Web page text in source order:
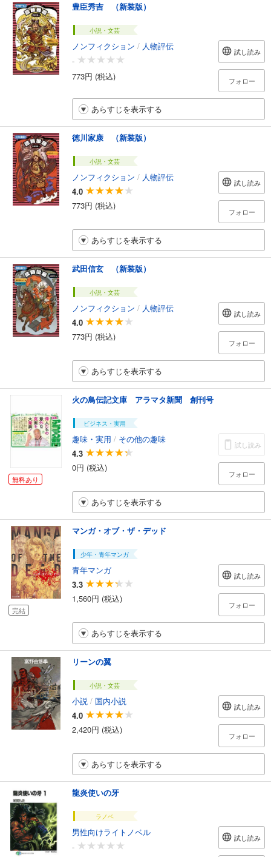
豊臣秀吉 （新装版）
小説・文芸
ノンフィクション / 人物評伝
-
773円 (税込)
試し読み
フォロー
あらすじを表示する
徳川家康 （新装版）
小説・文芸
ノンフィクション / 人物評伝
4.0
773円 (税込)
試し読み
フォロー
あらすじを表示する
武田信玄 （新装版）
小説・文芸
ノンフィクション / 人物評伝
4.0
773円 (税込)
試し読み
フォロー
あらすじを表示する
無料あり
火の鳥伝記文庫 アラマタ新聞 創刊号
ビジネス・実用
趣味・実用 / その他の趣味
4.3
0円 (税込)
試し読み
フォロー
あらすじを表示する
完結
マンガ・オブ・ザ・デッド
少年・青年マンガ
青年マンガ
3.3
1,560円 (税込)
試し読み
フォロー
あらすじを表示する
リーンの翼
小説・文芸
小説 / 国内小説
4.0
2,420円 (税込)
試し読み
フォロー
あらすじを表示する
龍炎使いの牙
ラノベ
男性向けライトノベル
-
試し読み